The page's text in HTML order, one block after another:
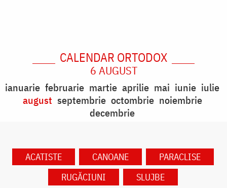
CALENDAR ORTODOX
6 AUGUST
ianuarie februarie martie aprilie mai iunie iulie
august septembrie octombrie noiembrie
decembrie
ACATISTE CANOANE
PARACLISE
RUGĂCIUNI
SLUJBE